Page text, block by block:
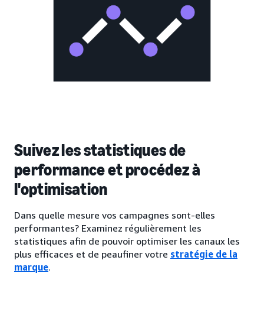
Suivez les statistiques de
performance et procédez à
l'optimisation
Dans quelle mesure vos campagnes sont-elles
performantes? Examinez régulièrement les
statistiques afin de pouvoir optimiser les canaux les
plus efficaces et de peaufiner votre stratégie de la
marque.